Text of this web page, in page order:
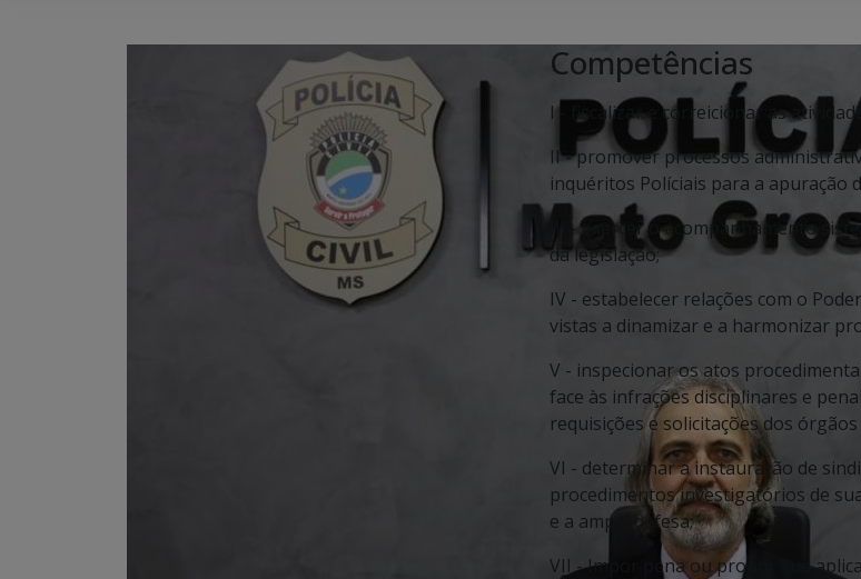
Competências
I - fiscalizar e correicionar as
II - promover processos
inquéritos Políciais para a apuração
III - exercer o acompanhamento
da legislação;
IV - estabelecer relações com o
vistas a dinamizar e a harmonizar
V - inspecionar os atos
face às infrações disciplinares e
requisições e solicitações dos
VI - determinar a instauração de
procedimentos investigatórios de
e a ampla defesa;
VII - Impor pena ou propor sua